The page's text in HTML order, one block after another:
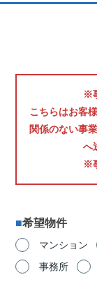
※
こちらはお客
関係のない事
へ
※
希望物件
マンション
事務所